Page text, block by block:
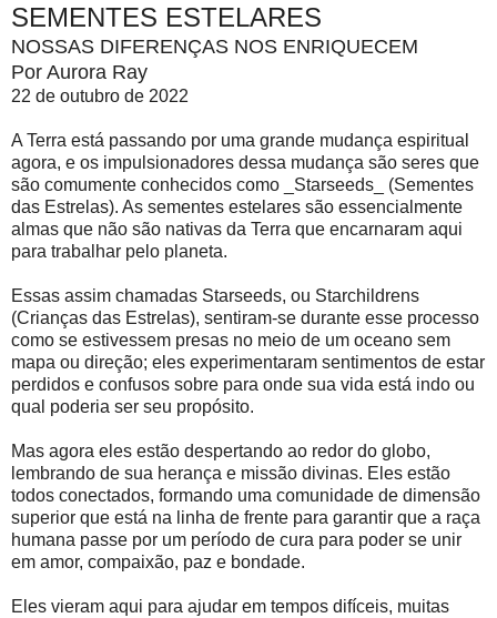
SEMENTES ESTELARES
NOSSAS DIFERENÇAS NOS ENRIQUECEM
Por Aurora Ray
22 de outubro de 2022
A Terra está passando por uma grande mudança espiritual
agora, e os impulsionadores dessa mudança são seres que
são comumente conhecidos como _Starseeds_ (Sementes
das Estrelas). As sementes estelares são essencialmente
almas que não são nativas da Terra que encarnaram aqui
para trabalhar pelo planeta.
Essas assim chamadas Starseeds, ou Starchildrens
(Crianças das Estrelas), sentiram-se durante esse processo
como se estivessem presas no meio de um oceano sem
mapa ou direção; eles experimentaram sentimentos de estar
perdidos e confusos sobre para onde sua vida está indo ou
qual poderia ser seu propósito.
Mas agora eles estão despertando ao redor do globo,
lembrando de sua herança e missão divinas. Eles estão
todos conectados, formando uma comunidade de dimensão
superior que está na linha de frente para garantir que a raça
humana passe por um período de cura para poder se unir
em amor, compaixão, paz e bondade.
Eles vieram aqui para ajudar em tempos difíceis, muitas